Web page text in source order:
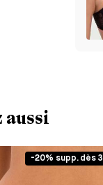
aussi
-20% supp. dès 3